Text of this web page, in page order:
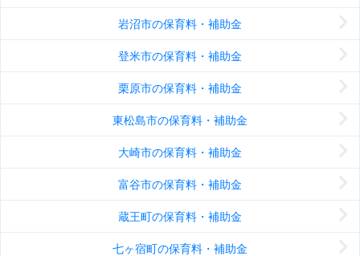
岩沼市の保育料・補助金
登米市の保育料・補助金
栗原市の保育料・補助金
東松島市の保育料・補助金
大崎市の保育料・補助金
富谷市の保育料・補助金
蔵王町の保育料・補助金
七ヶ宿町の保育料・補助金